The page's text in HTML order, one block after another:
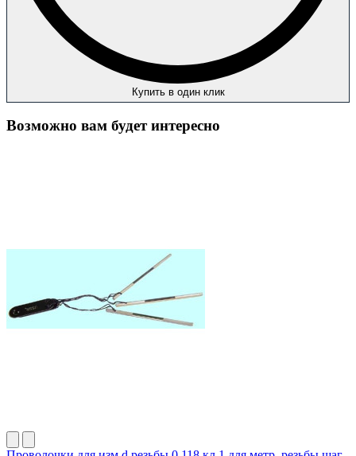
Купить в один клик
Возможно вам будет интересно